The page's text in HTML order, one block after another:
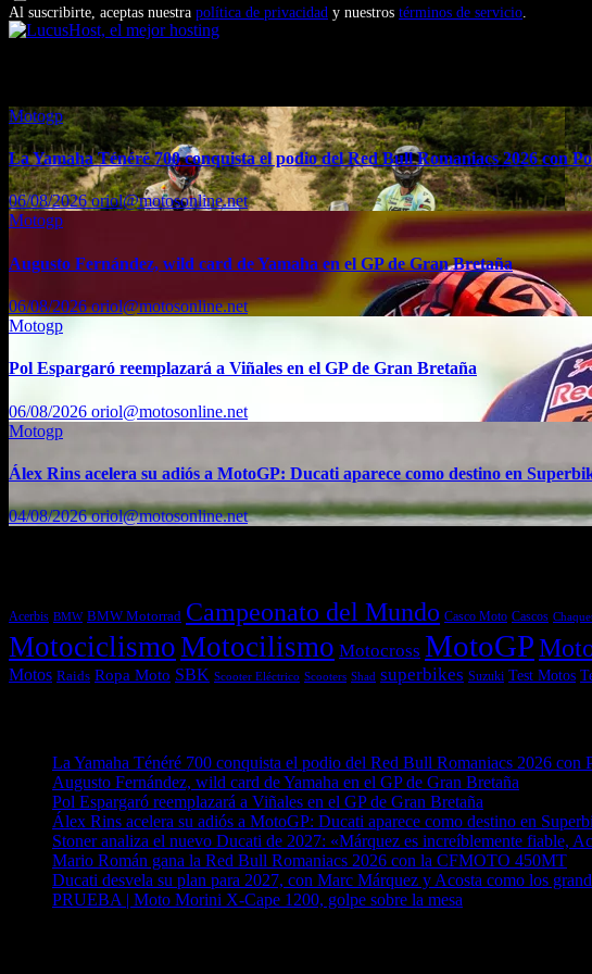
Al suscribirte, aceptas nuestra política de privacidad y nuestros términos de servicio.
Motogp
La Yamaha Ténéré 700 conquista el podio del Red Bull Romaniacs 2026 con
06/08/2026oriol@motosonline.net
Motogp
Augusto Fernández, wild card de Yamaha en el GP de Gran Bretaña
06/08/2026oriol@motosonline.net
Motogp
Pol Espargaró reemplazará a Viñales en el GP de Gran Bretaña
06/08/2026 oriol@motosonline.net
Motogp
Álex Rins acelera su adiós a MotoGP: Ducati aparece como destino en
04/08/2026oriol@motosonline.net
Acerbis BMW BMW Motorrad Campeonato del Mundo Casco Moto Cascos
MotociclismoMotocilismo Motocross MotoGP
Motos Raids Ropa Moto SBK Scooter Eléctrico Scooters Shad superbikes Suzuki Test Motos
La Yamaha Ténéré 700 conquista el podio del Red Bull Romaniacs 2026 con
Augusto Fernández, wild card de Yamaha en el GP de Gran Bretaña
Pol Espargaró reemplazará a Viñales en el GP de Gran Bretaña
Álex Rins acelera su adiós a MotoGP: Ducati aparece como destino en
Stoner analiza el nuevo Ducati de 2027: «Márquez es increíblemente fiable,
Mario Román gana la Red Bull Romaniacs 2026 con la CFMOTO 450MT
Ducati desvela su plan para 2027, con Marc Márquez y Acosta como los
PRUEBA | Moto Morini X-Cape 1200, golpe sobre la mesa